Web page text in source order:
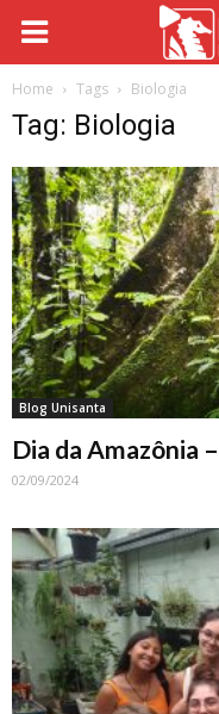
Home Tags Biologia
Tag: Biologia
Blog Unisanta
Dia da Amazônia
02/09/2024